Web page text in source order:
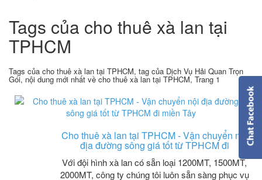
Tags của cho thuê xà lan tại
TPHCM
Tags của cho thuê xà lan tại TPHCM, tag của Dịch Vụ Hải Quan Trọn
Gói, nội dung mới nhất về cho thuê xà lan tại TPHCM, Trang 1
Cho thuê xà lan tại TPHCM - Vận chuyển nội
địa đường sông giá tốt từ TPHCM đi
Với đội hình xà lan có sẵn loại 1200MT, 1500MT,
2000MT, công ty chúng tôi luôn sẵn sàng phục vụ